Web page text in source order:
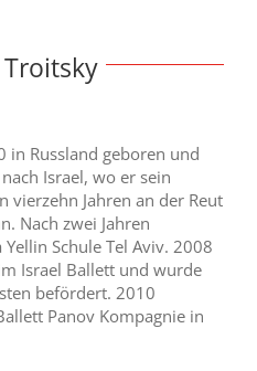
Russland geboren und
Israel, wo er sein
vierzehn Jahren an der Reut
Nach zwei Jahren
Schule Tel Aviv. 2008
Israel Ballett und wurde
befördert. 2010
Panov Kompagnie in